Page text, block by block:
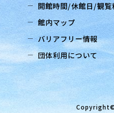
開館時間/休館日/観覧
館内マップ
バリアフリー情報
団体利用について